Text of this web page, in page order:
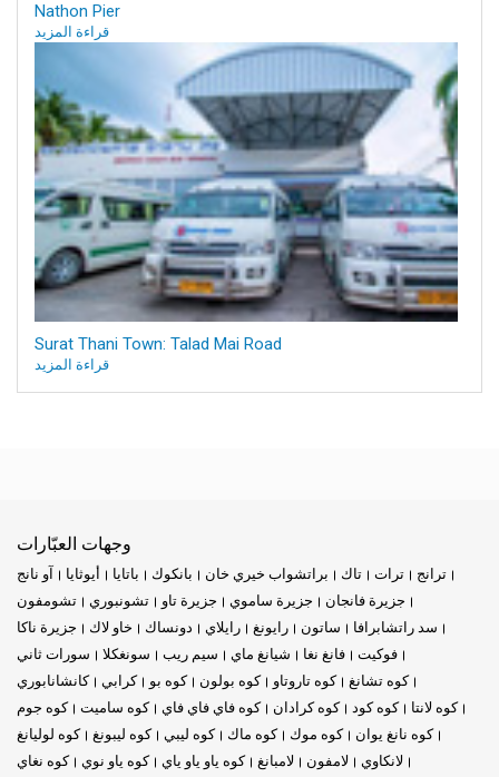
Nathon Pier
قراءة المزيد
Surat Thani Town: Talad Mai Road
قراءة المزيد
وجهات العبّارات
آو نانج أيوثايا باتايا بانكوك براتشواب خيري خان تاك ترات
ترانج
تشومفون
تشونبوري جزيرة تاو جزيرة ساموي
جزيرة فانجان
جزيرة ناكا
خاو لاك دونساك رايلاي رايونغ ساتون
سد راتشابرافا
سورات ثاني
سونغكلا سيم ريب شيانغ ماي فانغ نغا
فوكيت
كانشانابوري
كرابي كوه بو كوه بولون كوه تاروتاو
كوه تشانغ
كوه جوم
كوه ساميت كوه فاي فاي فاي كوه كرادان كوه كود
كوه لانتا
كوه لوليانغ
كوه ليبونغ كوه ليبي كوه ماك كوه موك
كوه نانغ يوان
كوه نغاي
كوه ياو نوي كوه ياو ياو ياي لامبانغ لامفون
لانكاوي